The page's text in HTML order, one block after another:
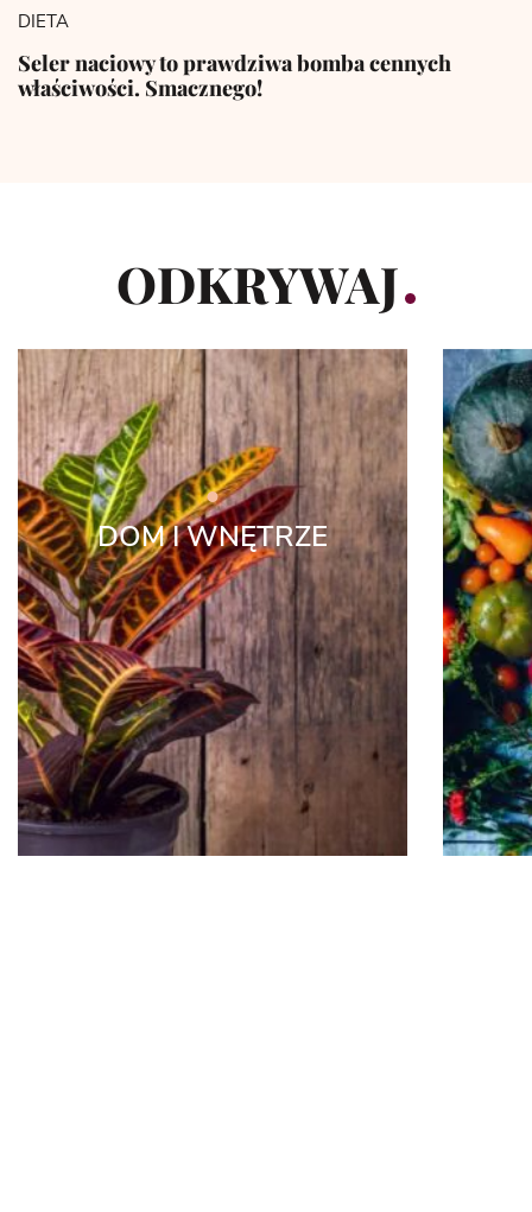
DIETA
Seler naciowy to prawdziwa bomba cennych
właściwości. Smacznego!
ODKRYWAJ
DOM I WNĘTRZE